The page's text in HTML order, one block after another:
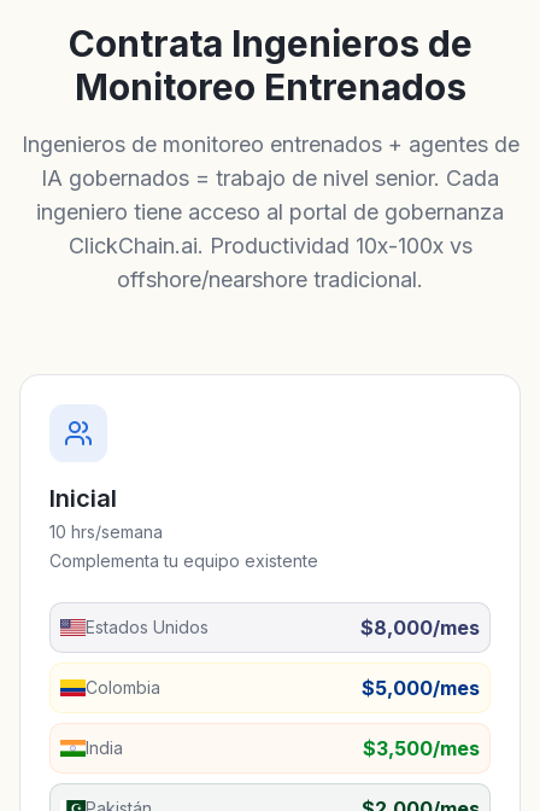
Contrata Ingenieros de
Monitoreo Entrenados
Ingenieros de monitoreo entrenados + agentes de
IA gobernados = trabajo de nivel senior. Cada
ingeniero tiene acceso al portal de gobernanza
ClickChain.ai. Productividad 10x-100x vs
offshore/nearshore tradicional.
Inicial
10 hrs/semana
Complementa tu equipo existente
Estados Unidos $8,000/mes
Colombia $5,000/mes
India $3,500/mes